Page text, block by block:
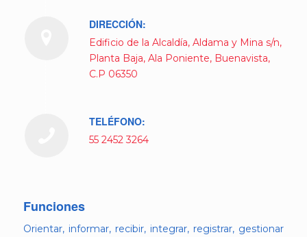
DIRECCIÓN:
Edificio de la Alcaldía, Aldama y Mina s/n,
Planta Baja, Ala Poniente, Buenavista,
C.P 06350
TELÉFONO:
55 2452 3264
Funciones
Orientar, informar, recibir, integrar, registrar, gestionar